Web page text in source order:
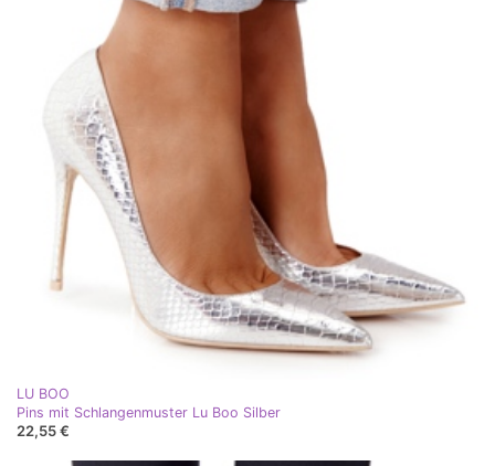
LU BOO
Pins mit Schlangenmuster Lu Boo Silber
22,55 €